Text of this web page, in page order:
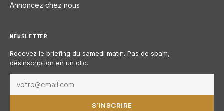
Annoncez chez nous
NEWSLETTER
Recevez le briefing du samedi matin. Pas de spam,
désinscription en un clic.
S'INSCRIRE